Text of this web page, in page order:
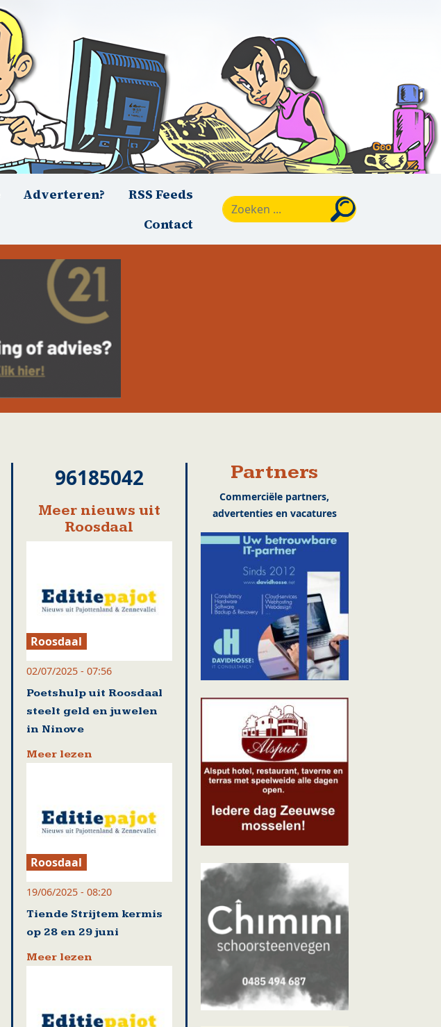
Adverteren?
RSS Feeds
Contact
96185042
Meer nieuws uit
Roosdaal
Roosdaal
02/07/2025 - 07:56
Poetshulp uit Roosdaal
steelt geld en juwelen
in Ninove
Meer lezen
Roosdaal
19/06/2025 - 08:20
Tiende Strijtem kermis
op 28 en 29 juni
Meer lezen
Partners
Commerciële partners,
advertenties en vacatures